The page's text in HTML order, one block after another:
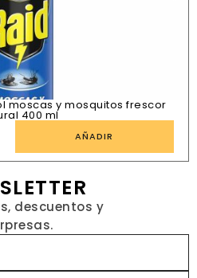
moscas y mosquitos frescor
400 ml
AÑADIR
descuentos y